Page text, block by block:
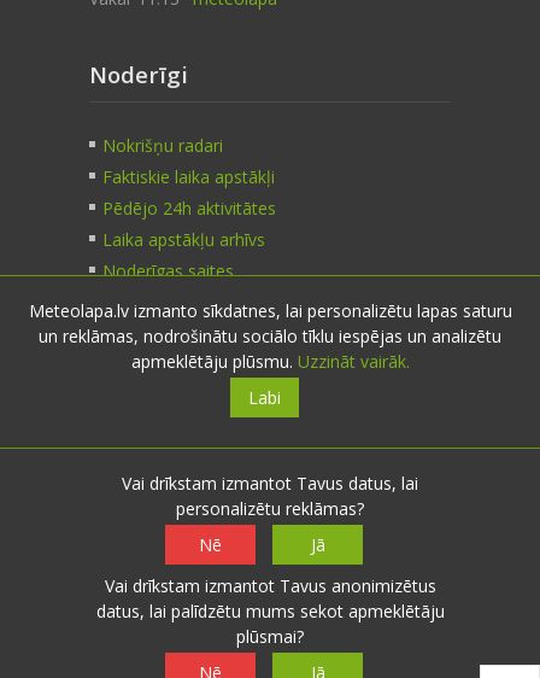
Noderīgi
Nokrišņu radari
Faktiskie laika apstākļi
Pēdējo 24h aktivitātes
Laika apstākļu arhīvs
Noderīgas saites
Kontakti
nosūti ziņu
Seko mums
© 2026 meteolapa.lv. v2
Meteolapa.lv izmanto sīkdatnes, lai personalizētu lapas saturu
un reklāmas, nodrošinātu sociālo tīklu iespējas un analizētu
apmeklētāju plūsmu. Uzzināt vairāk.
Labi
Vai drīkstam izmantot Tavus datus, lai
personalizētu reklāmas?
Nē
Jā
Vai drīkstam izmantot Tavus anonimizētus
datus, lai palīdzētu mums sekot apmeklētāju
plūsmai?
Nē
Jā